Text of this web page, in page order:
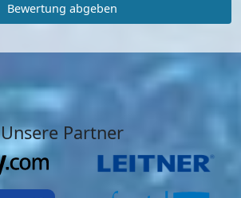
Bewertung abgeben
Unsere Partner